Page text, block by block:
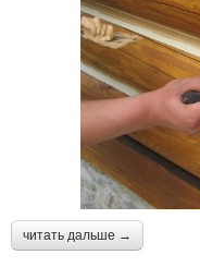
читать дальше →